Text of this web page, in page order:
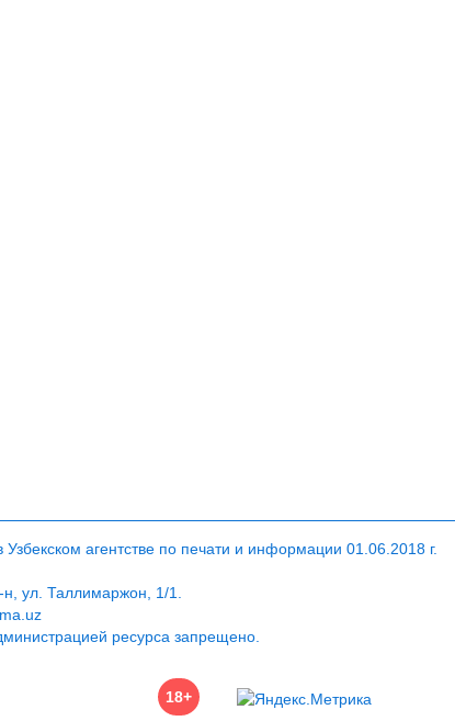
агентстве по печати и информации 01.06.2018 г.
н, ул. Таллимаржон, 1/1.
ресурса запрещено.
18+